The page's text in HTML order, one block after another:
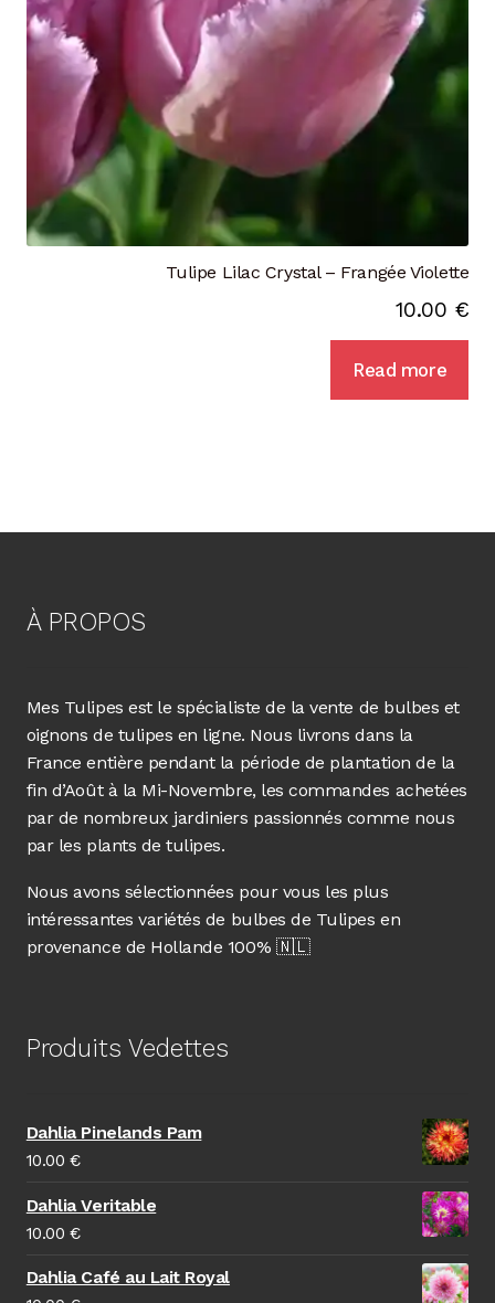
Tulipe Lilac Crystal – Frangée Violette
10.00 €
Read more
À PROPOS
Mes Tulipes est le spécialiste de la vente de bulbes et
oignons de tulipes en ligne. Nous livrons dans la
France entière pendant la période de plantation de la
fin d’Août à la Mi-Novembre, les commandes achetées
par de nombreux jardiniers passionnés comme nous
par les plants de tulipes.
Nous avons sélectionnées pour vous les plus
intéressantes variétés de bulbes de Tulipes en
provenance de Hollande 100% 🇳🇱
Produits Vedettes
Dahlia Pinelands Pam
10.00 €
Dahlia Veritable
10.00 €
Dahlia Café au Lait Royal